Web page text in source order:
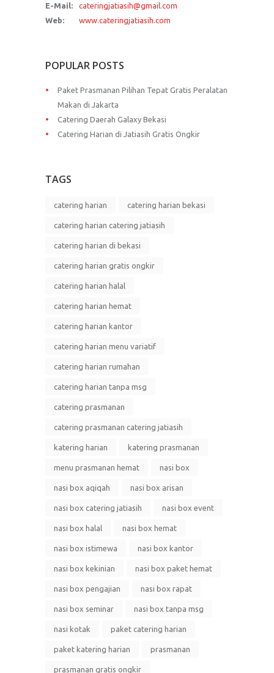
E-Mail:
cateringjatiasih@gmail.com
Web:
www.cateringjatiasih.com
POPULAR POSTS
Paket Prasmanan Pilihan Tepat Gratis Peralatan
Makan di Jakarta
Catering Daerah Galaxy Bekasi
Catering Harian di Jatiasih Gratis Ongkir
TAGS
catering harian catering harian bekasi
catering harian catering jatiasih
catering harian di bekasi
catering harian gratis ongkir
catering harian halal
catering harian hemat
catering harian kantor
catering harian menu variatif
catering harian rumahan
catering harian tanpa msg
catering prasmanan
catering prasmanan catering jatiasih
katering harian katering prasmanan
menu prasmanan hemat nasi box
nasi box aqiqah nasi box arisan
nasi box catering jatiasih nasi box event
nasi box halal nasi box hemat
nasi box istimewa nasi box kantor
nasi box kekinian nasi box paket hemat
nasi box pengajian nasi box rapat
nasi box seminar nasi box tanpa msg
nasi kotak paket catering harian
paket katering harian prasmanan
prasmanan gratis ongkir